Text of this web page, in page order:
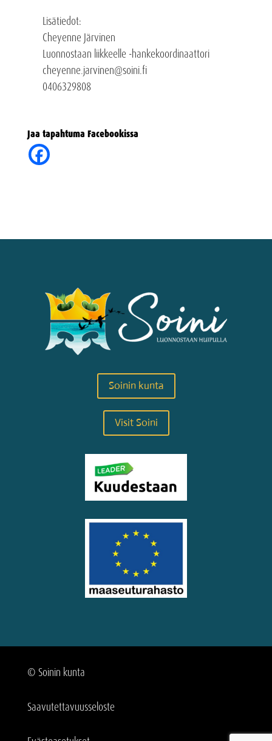
Lisätiedot:
Cheyenne Järvinen
Luonnostaan liikkeelle -hankekoordinaattori
cheyenne.jarvinen@soini.fi
0406329808
Jaa tapahtuma Facebookissa
Soinin kunta
Visit Soini
© Soinin kunta
Saavutettavuus­seloste